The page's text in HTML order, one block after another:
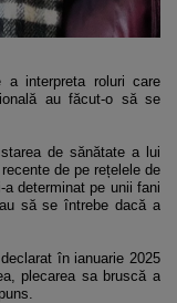
interpreta roluri care
au făcut-o să se
de sănătate a lui
de pe rețelele de
determinat pe unii fani
să se întrebe dacă a
în ianuarie 2025
plecarea sa bruscă a